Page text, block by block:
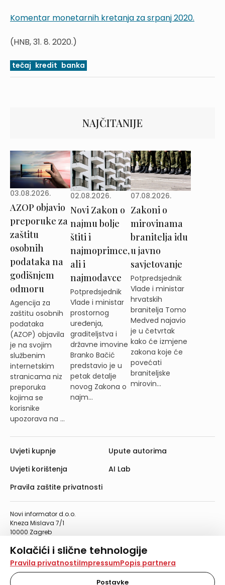
Kolačići i slične tehnologije
Na našoj web stranici koristimo kolačiće i slične
tehnologije za pohranu, čitanje i obradu informacija na
vašem uređaju. Time poboljšavamo korisničko iskustvo,
Pravila privatnostiImpressumPopis partnera
Postavke
Komentar monetarnih kretanja za srpanj 2020.
(HNB, 31. 8. 2020.)
tečaj kredit banka
NAJČITANIJE
03.08.2026.
AZOP objavio
preporuke za
zaštitu
osobnih
podataka na
godišnjem
odmoru
Agencija za
zaštitu osobnih
podataka
(AZOP) objavila
je na svojim
službenim
internetskim
stranicama niz
preporuka
kojima se
korisnike
upozorava na ...
02.08.2026.
Novi Zakon o
najmu bolje
štiti i
najmoprimce,
ali i
najmodavce
Potpredsjednik
Vlade i ministar
prostornog
uređenja,
graditeljstva i
državne imovine
Branko Bačić
predstavio je u
petak detalje
novog Zakona o
najm...
07.08.2026.
Zakoni o
mirovinama
branitelja idu
u javno
savjetovanje
Potpredsjednik
Vlade i ministar
hrvatskih
branitelja Tomo
Medved najavio
je u četvrtak
kako će izmjene
zakona koje će
povećati
braniteljske
mirovin...
Novi informator d.o.o.
Kneza Mislava 7/1
10000 Zagreb
Telefaks: 01/4612-553
info@informator.hr
Uvjeti kupnje
Uvjeti korištenja
Pravila zaštite privatnosti
Upute autorima
AI Lab